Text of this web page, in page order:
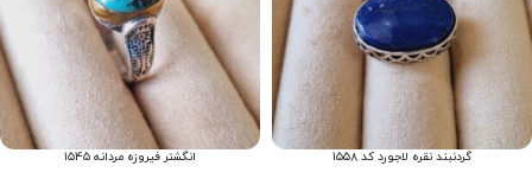
گردنبند نقره لاجورد کد ۱۵۵۸ انگشتر فیروزه مردانه ۱۵۴۵